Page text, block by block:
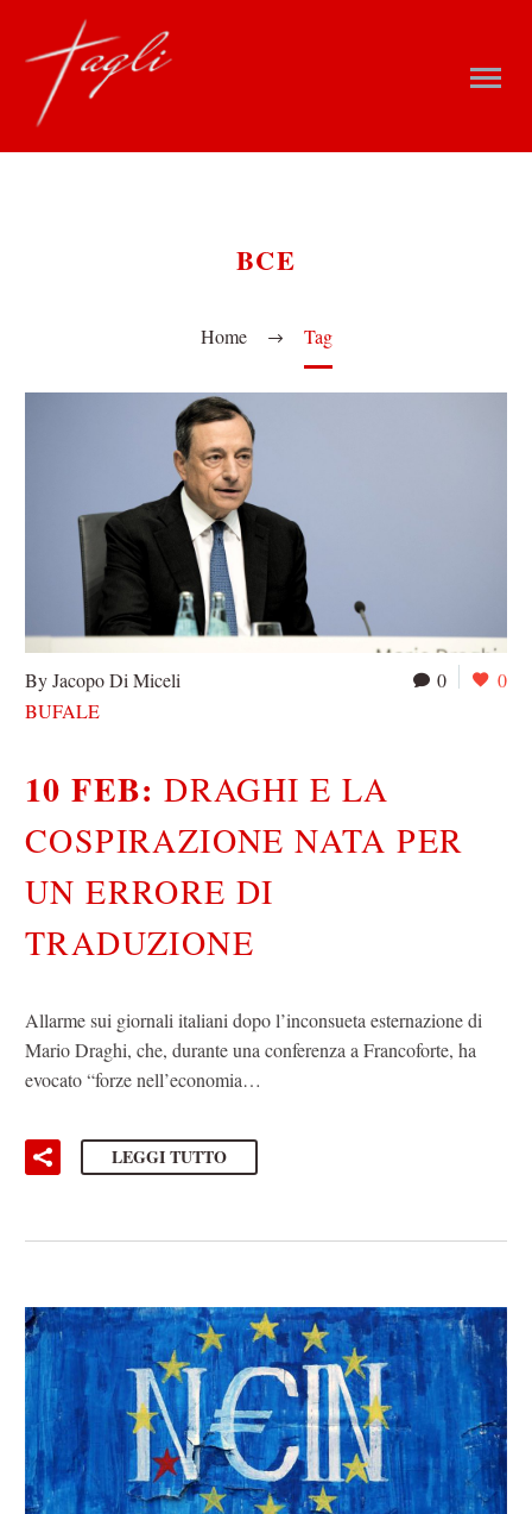
BCE
Home Tag
0 0
By Jacopo Di Miceli
BUFALE
10 FEB:DRAGHI E LA
COSPIRAZIONE NATA PER
UN ERRORE DI
TRADUZIONE
Allarme sui giornali italiani dopo l’inconsueta esternazione di
Mario Draghi, che, durante una conferenza a Francoforte, ha
evocato “forze nell’economia…
LEGGI TUTTO